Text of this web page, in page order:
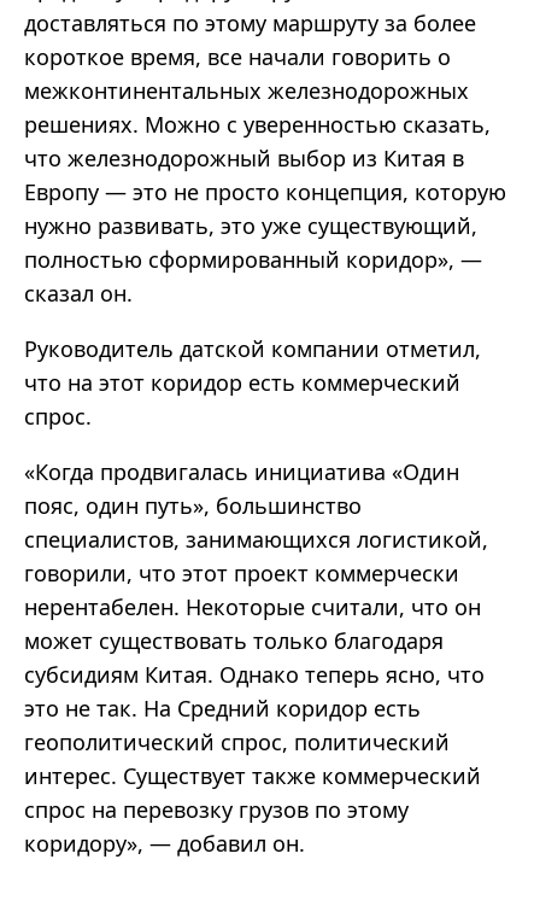
доставляться по этому маршруту за более
короткое время, все начали говорить о
межконтинентальных железнодорожных
решениях. Можно с уверенностью сказать,
что железнодорожный выбор из Китая в
Европу — это не просто концепция, которую
нужно развивать, это уже существующий,
полностью сформированный коридор», —
сказал он.
Руководитель датской компании отметил,
что на этот коридор есть коммерческий
спрос.
«Когда продвигалась инициатива «Один
пояс, один путь», большинство
специалистов, занимающихся логистикой,
говорили, что этот проект коммерчески
нерентабелен. Некоторые считали, что он
может существовать только благодаря
субсидиям Китая. Однако теперь ясно, что
это не так. На Средний коридор есть
геополитический спрос, политический
интерес. Существует также коммерческий
спрос на перевозку грузов по этому
коридору», — добавил он.